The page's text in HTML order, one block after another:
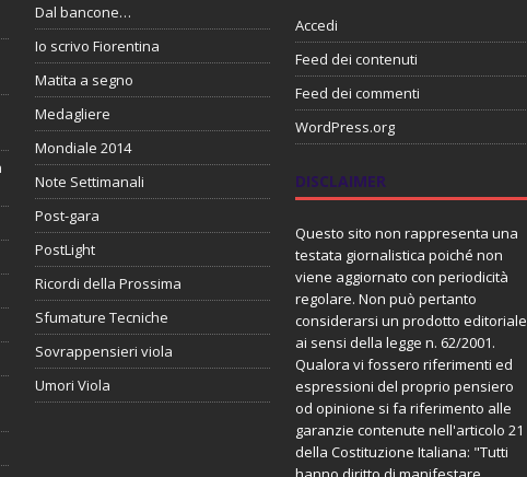
Dal bancone…
Io scrivo Fiorentina
Matita a segno
Medagliere
Mondiale 2014
Note Settimanali
Post-gara
PostLight
Ricordi della Prossima
Sfumature Tecniche
Sovrappensieri viola
Umori Viola
Accedi
Feed dei contenuti
Feed dei commenti
WordPress.org
DISCLAIMER
Questo sito non rappresenta una
testata giornalistica poiché non
viene aggiornato con periodicità
regolare. Non può pertanto
considerarsi un prodotto editoriale
ai sensi della legge n. 62/2001.
Qualora vi fossero riferimenti ed
espressioni del proprio pensiero
od opinione si fa riferimento alle
garanzie contenute nell'articolo 21
della Costituzione Italiana: "Tutti